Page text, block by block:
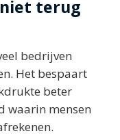
terug
bedrijven
Het bespaart
beter
waarin mensen